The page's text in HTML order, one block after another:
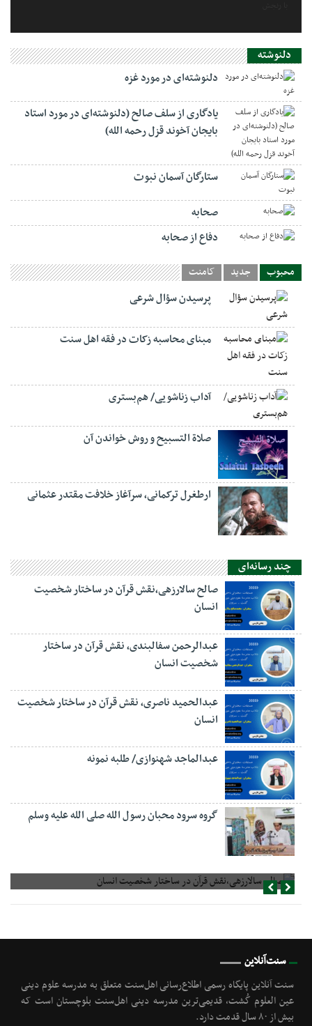
دلنوشته
دلنوشته‌ای در مورد غزه
یادگاری از سلف صالح (دلنوشته‌ای در مورد استاد
بایجان آخوند قزل رحمه الله)
ستارگان آسمان نبوت
صحابه
دفاع از صحابه
محبوب جدید کامنت
پرسیدن سؤال شرعی
مبنای محاسبه زکات در فقه اهل سنت
آداب زناشویی/ هم‌بستری
صلاة التسبيح و روش خواندن آن
ارطغرل ترکمانی، سرآغاز خلافت مقتدر عثمانی
چند رسانه‌ای
صالح سالارزهی،‌نقش قرآن در ساختار شخصیت
انسان
عبدالرحمن سفالبندی، نقش قرآن در ساختار
شخصیت انسان
عبدالحمید ناصری، نقش قرآن در ساختار شخصیت
انسان
عبدالماجد شهنوازی/ طلبه نمونه
گروه سرود محبان رسول الله صلی الله علیه وسلم
صالح سالارزهی،‌نقش قرآن در ساختار شخصیت انسان
سنت‌آنلاین
سنت آنلاین پایگاه رسمی اطلاع‌رسانی اهل‌سنت متعلق به مدرسه علوم دینی
عین العلوم گُشت, قدیمی‌ترین مدرسه دینی اهل‌سنت بلوچستان است که
بیش از ۸۰ سال قدمت دارد.